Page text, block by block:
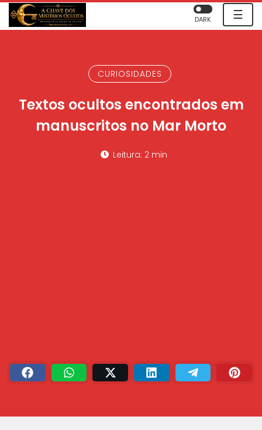
☰
DARK
CURIOSIDADES
Textos ocultos encontrados em
manuscritos no Mar Morto
Leitura: 2 min